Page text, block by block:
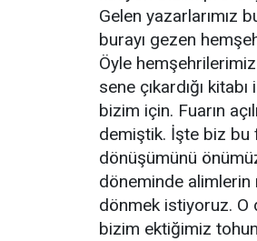
Gelen yazarlarımız
burayı gezen
Öyle
sene çıkardığı
bizim için. Fuarın
demiştik. İşte biz bu
dönüşümünü
döneminde
dönmek istiyoruz. O
bizim ektiğimiz